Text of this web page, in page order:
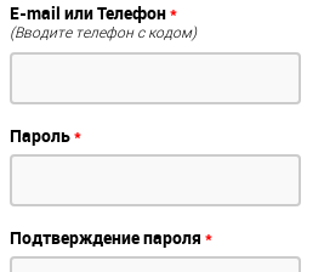
E-mail или Телефон*
(Вводите телефон с кодом)
Пароль*
Подтверждение пароля *